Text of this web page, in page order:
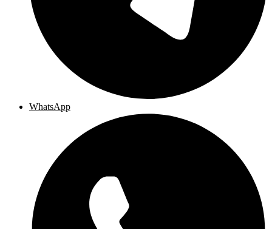
WhatsApp